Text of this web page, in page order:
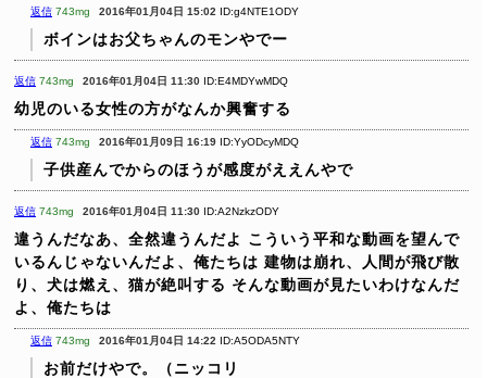
返信 743mg 2016年01月04日 15:02 ID:g4NTE1ODY
ボインはお父ちゃんのモンやでー
返信 743mg 2016年01月04日 11:30 ID:E4MDYwMDQ
幼児のいる女性の方がなんか興奮する
返信 743mg 2016年01月09日 16:19 ID:YyODcyMDQ
子供産んでからのほうが感度がええんやで
返信 743mg 2016年01月04日 11:30 ID:A2NzkzODY
違うんだなあ、全然違うんだよ こういう平和な動画を望んで
いるんじゃないんだよ、俺たちは 建物は崩れ、人間が飛び散
り、犬は燃え、猫が絶叫する そんな動画が見たいわけなんだ
よ、俺たちは
返信 743mg 2016年01月04日 14:22 ID:A5ODA5NTY
お前だけやで。（ニッコリ